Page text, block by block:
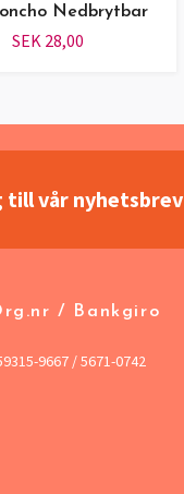
Nedbrytbar
SEK 28,00
till vår nyhetsbrev
/ Bankgiro
9667 / 5671-0742